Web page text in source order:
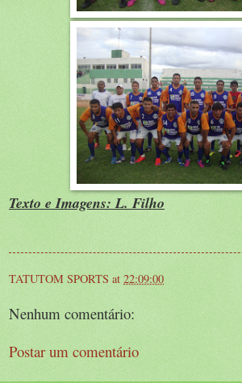
Texto e Imagens: L. Filho
TATUTOM SPORTS at 22:09:00
Nenhum comentário:
Postar um comentário